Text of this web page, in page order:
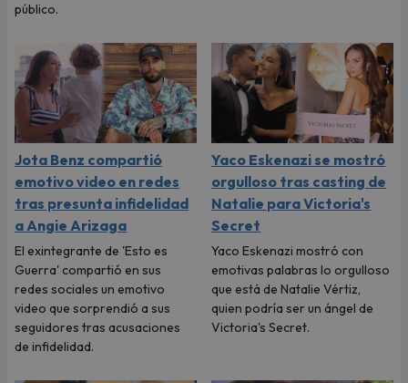
público.
Jota Benz compartió
emotivo video en redes
tras presunta infidelidad
a Angie Arizaga
El exintegrante de 'Esto es
Guerra' compartió en sus
redes sociales un emotivo
video que sorprendió a sus
seguidores tras acusaciones
de infidelidad.
Yaco Eskenazi se mostró
orgulloso tras casting de
Natalie para Victoria's
Secret
Yaco Eskenazi mostró con
emotivas palabras lo orgulloso
que está de Natalie Vértiz,
quien podría ser un ángel de
Victoria's Secret.